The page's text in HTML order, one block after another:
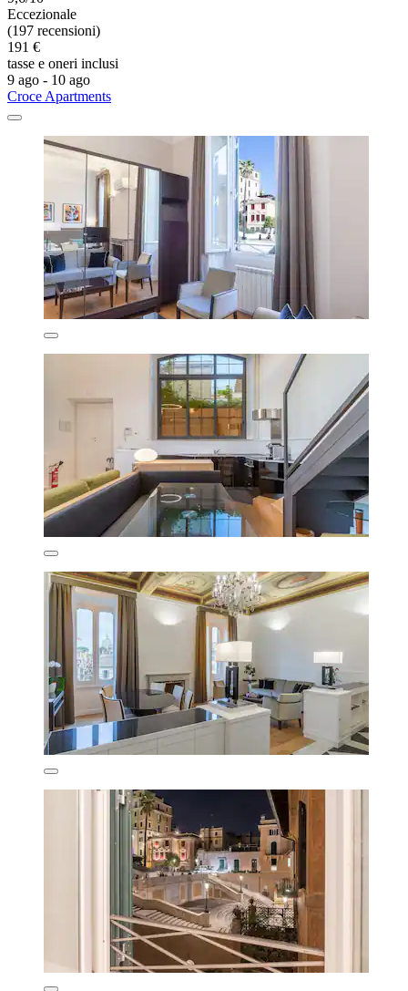
Eccezionale
(197 recensioni)
191 €
tasse e oneri inclusi
9 ago - 10 ago
Croce Apartments